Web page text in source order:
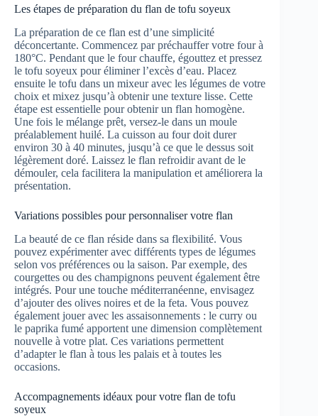
Les étapes de préparation du flan de tofu soyeux
La préparation de ce flan est d’une simplicité
déconcertante. Commencez par préchauffer votre four à
180°C. Pendant que le four chauffe, égouttez et pressez
le tofu soyeux pour éliminer l’excès d’eau. Placez
ensuite le tofu dans un mixeur avec les légumes de votre
choix et mixez jusqu’à obtenir une texture lisse. Cette
étape est essentielle pour obtenir un flan homogène.
Une fois le mélange prêt, versez-le dans un moule
préalablement huilé. La cuisson au four doit durer
environ 30 à 40 minutes, jusqu’à ce que le dessus soit
légèrement doré. Laissez le flan refroidir avant de le
démouler, cela facilitera la manipulation et améliorera la
présentation.
Variations possibles pour personnaliser votre flan
La beauté de ce flan réside dans sa flexibilité. Vous
pouvez expérimenter avec différents types de légumes
selon vos préférences ou la saison. Par exemple, des
courgettes ou des champignons peuvent également être
intégrés. Pour une touche méditerranéenne, envisagez
d’ajouter des olives noires et de la feta. Vous pouvez
également jouer avec les assaisonnements : le curry ou
le paprika fumé apportent une dimension complètement
nouvelle à votre plat. Ces variations permettent
d’adapter le flan à tous les palais et à toutes les
occasions.
Accompagnements idéaux pour votre flan de tofu
soyeux